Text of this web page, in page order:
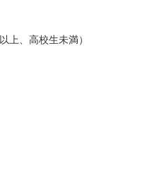
上、高校生未満）